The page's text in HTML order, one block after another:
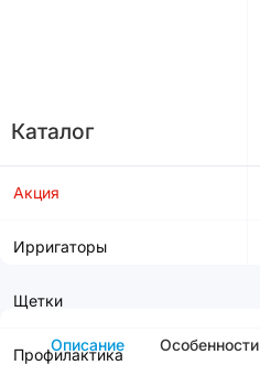
Каталог
Акция
Ирригаторы
Щетки
Профилактика
Описание Особенности